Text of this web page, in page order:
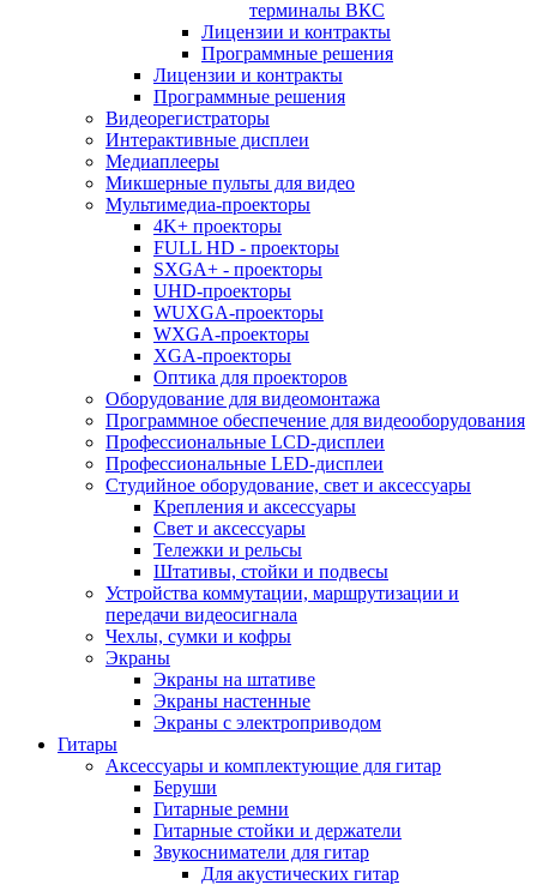
терминалы ВКС
Лицензии и контракты
Программные решения
Лицензии и контракты
Программные решения
Видеорегистраторы
Интерактивные дисплеи
Медиаплееры
Микшерные пульты для видео
Мультимедиа-проекторы
4K+ проекторы
FULL HD - проекторы
SXGA+ - проекторы
UHD-проекторы
WUXGA-проекторы
WXGA-проекторы
XGA-проекторы
Оптика для проекторов
Оборудование для видеомонтажа
Программное обеспечение для видеооборудования
Профессиональные LCD-дисплеи
Профессиональные LED-дисплеи
Студийное оборудование, свет и аксессуары
Крепления и аксессуары
Свет и аксессуары
Тележки и рельсы
Штативы, стойки и подвесы
Устройства коммутации, маршрутизации и
передачи видеосигнала
Чехлы, сумки и кофры
Экраны
Экраны на штативе
Экраны настенные
Экраны с электроприводом
Гитары
Аксессуары и комплектующие для гитар
Беруши
Гитарные ремни
Гитарные стойки и держатели
Звукосниматели для гитар
Для акустических гитар